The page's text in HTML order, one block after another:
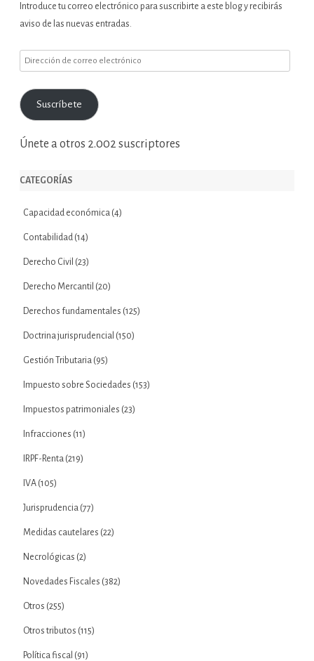
Introduce tu correo electrónico para suscribirte a este blog y recibirás
aviso de las nuevas entradas.
Dirección
de
correo
electrónico
Suscríbete
Únete a otros 2.002 suscriptores
CATEGORÍAS
Capacidad económica (4)
Contabilidad (14)
Derecho Civil (23)
Derecho Mercantil (20)
Derechos fundamentales (125)
Doctrina jurisprudencial (150)
Gestión Tributaria (95)
Impuesto sobre Sociedades (153)
Impuestos patrimoniales (23)
Infracciones (11)
IRPF-Renta (219)
IVA (105)
Jurisprudencia (77)
Medidas cautelares (22)
Necrológicas (2)
Novedades Fiscales (382)
Otros (255)
Otros tributos (115)
Política fiscal (91)